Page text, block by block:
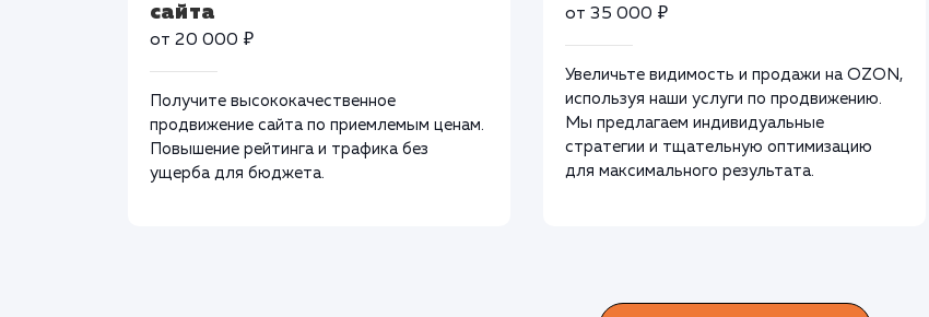
сайта
от 20 000 ₽
Получите высококачественное
продвижение сайта по приемлемым ценам.
Повышение рейтинга и трафика без
ущерба для бюджета.
от 35 000 ₽
Увеличьте видимость и продажи на OZON,
используя наши услуги по продвижению.
Мы предлагаем индивидуальные
стратегии и тщательную оптимизацию
для максимального результата.